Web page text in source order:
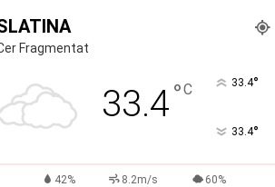
Fragmentat
33.4°C 33.4°
33.4°
42% 8.2m/s 60%